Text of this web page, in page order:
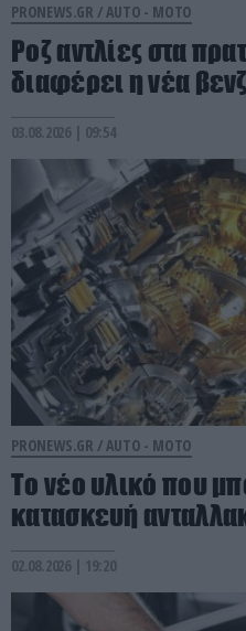
PRONEWS.GR /AUTO - MOTO
Ροζ αντλίες στα
διαφέρει η νέα
03.08.2026 | 09:54
PRONEWS.GR /AUTO - MOTO
Το νέο υλικό που
κατασκευή
02.08.2026 | 19:20